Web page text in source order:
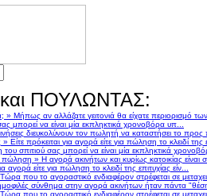
ΠΟΥΛΩΝΤΑΣ:
» Μήπως αν αλλάζατε γειτονιά θα είχατε περιορισμό
μπορεί να είναι μία εκπληκτικά χρονοβόρα υπ...
διευκολύνουν τον πωλητή να καταστήσει το
» Είτε πρόκειται για αγορά είτε για πώληση το κλειδί της
σπιτιού σας μπορεί να είναι μία εκπληκτικά
πώληση » Η αγορά ακινήτων και κυρίως κατοικίας
αγορά είτε για πώληση το κλειδί της επιτυχίας είν...
Τώρα που το αγοραστικό ενδιαφέρον στρέφεται σε
σύνθημα στην αγορά ακινήτων ήταν πάντα
Τώρα που το αγοραστικό ενδιαφέρον στρέφεται σε